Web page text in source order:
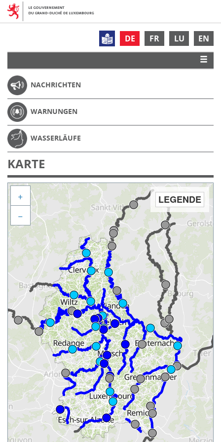
DE FR LU EN
NACHRICHTEN
WARNUNGEN
WASSERLÄUFE
KARTE
LEGENDE
+
−